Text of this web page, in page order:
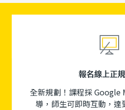
報名線上正
全新規劃！課程採 Google
導，師生可即時互動，達